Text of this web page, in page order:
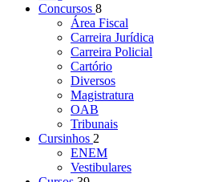
Concursos 8
Área Fiscal
Carreira Jurídica
Carreira Policial
Cartório
Diversos
Magistratura
OAB
Tribunais
Cursinhos 2
ENEM
Vestibulares